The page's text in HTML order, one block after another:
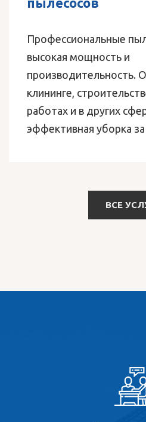
Профессиональные
высокая мощность и
производительность.
клининге,
работах и в других
эффективная уборка
ВСЕ